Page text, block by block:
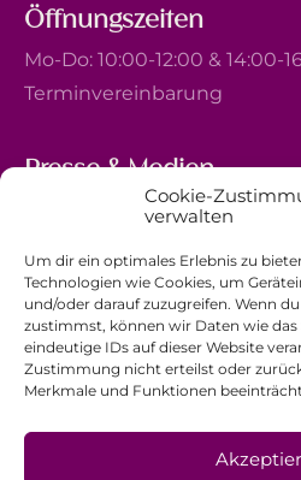
Cookie-
verwalten
Um dir ein optimales Erlebnis zu
Technologien wie Cookies, um
und/oder darauf zuzugreifen. Wenn
zustimmst, können wir Daten wie
eindeutige IDs auf dieser Website
Zustimmung nicht erteilst oder
Merkmale und Funktionen
Öffnungszeiten
Mo-Do: 10:00-12:00 & 14:00-
Terminvereinbarung
Presse & Medien
5, avenue Marie-Thérèse
+352 44 743 340
comm@ewb.lu
Spenden